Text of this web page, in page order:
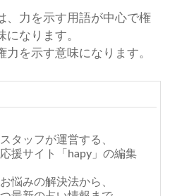
、力を示す用語が中心で権
になります。
を示す意味になります。
タッフが運営する、
援サイト「hapy」の編集
悩みの解決法から、